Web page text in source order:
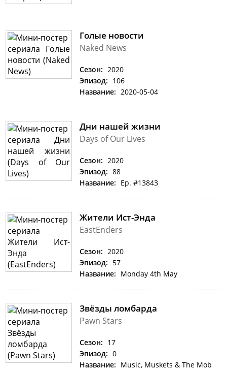
Голые новости
Naked News
Сезон: 2020
Эпизод: 106
Название: 2020-05-04
Дни нашей жизни
Days of Our Lives
Сезон: 2020
Эпизод: 88
Название: Ep. #13843
Жители Ист-Энда
EastEnders
Сезон: 2020
Эпизод: 57
Название: Monday 4th May
Звёзды ломбарда
Pawn Stars
Сезон: 17
Эпизод: 0
Название: Music, Muskets & The Mob